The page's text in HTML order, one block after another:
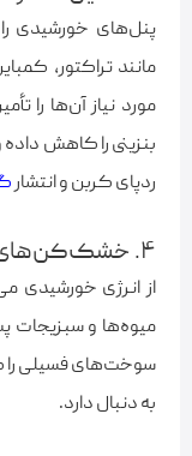
پنل‌های خورشیدی
مانند تراکتور،
مورد نیاز آن‌ها را
بنزینی را کاهش
ردپای کربن و انتشار
۴. خشک‌کن‌های خورشیدی
از انرژی خورشیدی
میوه‌ها و سبزیجات
سوخت‌های فسیلی را
به دنبال دارد.